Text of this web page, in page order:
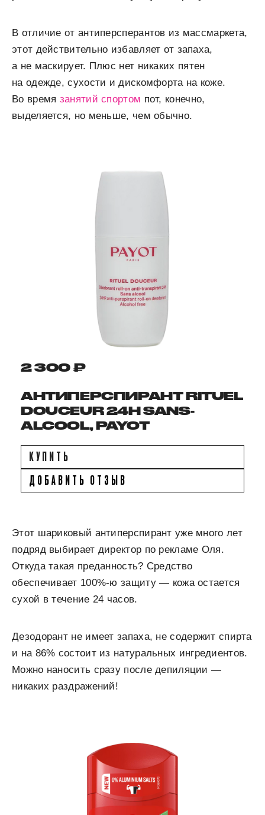
В отличие от антиперсперантов из массмаркета,
этот действительно избавляет от запаха,
а не маскирует. Плюс нет никаких пятен
на одежде, сухости и дискомфорта на коже.
Во время занятий спортом пот, конечно,
выделяется, но меньше, чем обычно.
2 300 ₽
АНТИПЕРСПИРАНТ RITUEL
DOUCEUR 24H SANS-
ALCOOL, PAYOT
КУПИТЬ
ДОБАВИТЬ ОТЗЫВ
Этот шариковый антиперспирант уже много лет
подряд выбирает директор по рекламе Оля.
Откуда такая преданность? Средство
обеспечивает 100%-ю защиту — кожа остается
сухой в течение 24 часов.
Дезодорант не имеет запаха, не содержит спирта
и на 86% состоит из натуральных ингредиентов.
Можно наносить сразу после депиляции —
никаких раздражений!